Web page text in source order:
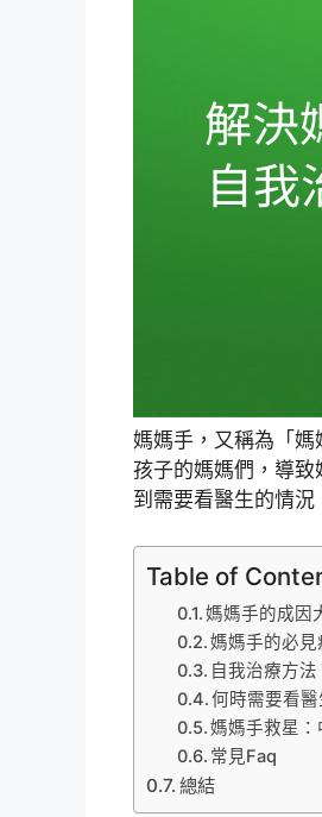
媽媽手，又稱為「
孩子的媽媽們，導致
到需要看醫生的情況
Table of
媽媽手的成因
媽媽手的必見
自我治療方
何時需要看醫
媽媽手救星
常見Faq
總結